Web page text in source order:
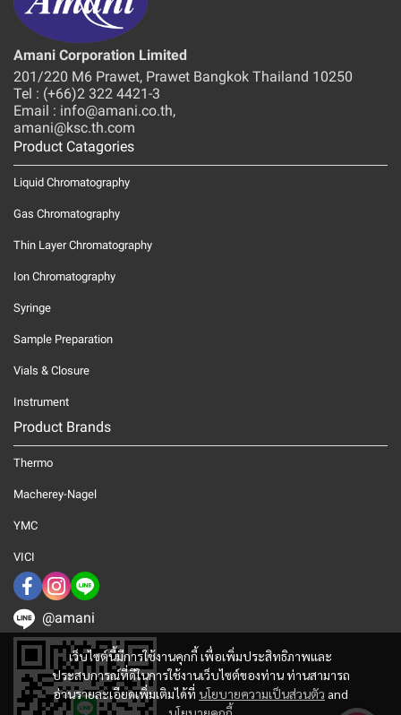
เว็บไซต์นี้มีการใช้งานคุกกี้ เพื่อเพิ่มประสิทธิภาพและ
ประสบการณ์ที่ดีในการใช้งานเว็บไซต์ของท่าน ท่านสามารถ
อ่านรายละเอียดเพิ่มเติมได้ที่ นโยบายความเป็นส่วนตัว and
Amani Corporation Limited
201/220 M6 Prawet, Prawet Bangkok Thailand 10250
Tel : (+66)2 322 4421-3
Email : info@amani.co.th,
amani@ksc.th.com
Product Catagories
Liquid Chromatography
Gas Chromatography
Thin Layer Chromatography
Ion Chromatography
Syringe
Sample Preparation
Vials & Closure
Instrument
Product Brands
Thermo
Macherey-Nagel
YMC
VICI
@amani